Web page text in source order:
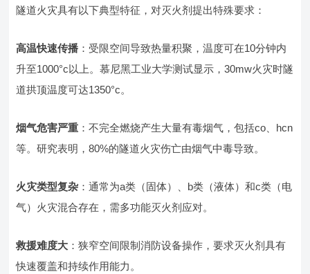
隧道火灾具有以下典型特征，对灭火剂提出特殊要求：
高温快速传播 ：受限空间导致热量积聚，温度可在10分钟内
升至1000°c以上。慕尼黑工业大学测试显示，30mw火灾时隧
道拱顶温度可达1350°c。
烟气危害严重 ：不完全燃烧产生大量有毒烟气，包括co、hcn
等。研究表明，80%的隧道火灾伤亡由烟气中毒导致。
火灾类型复杂 ：通常为a类（固体）、b类（液体）和c类（电
气）火灾混合存在，需多功能灭火剂应对。
救援难度大 ：狭窄空间限制消防设备操作，要求灭火剂具有
快速覆盖和持续作用能力。